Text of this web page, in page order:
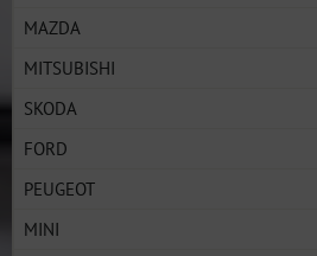
MAZDA
MITSUBISHI
SKODA
FORD
PEUGEOT
MINI